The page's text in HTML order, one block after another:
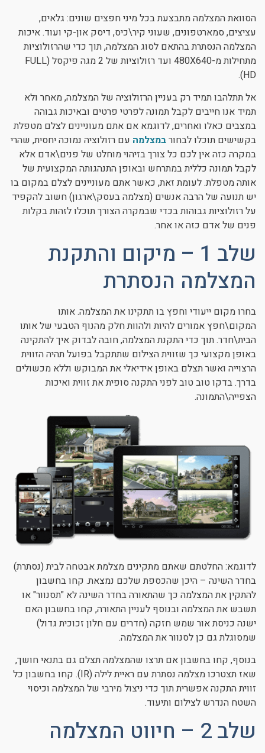
הסוואת המצלמה מתבצעת בכל מיני חפצים שונים: גלאים,
עציצים, סמארטפונים, שעוני קיר\כיס, דיסק און-קי ועוד. איכות
המצלמה הנסתרת בהתאם לסוג המצלמה, תוך כדי שהרזולוציות
מתחילות מ-480X640 ועד רזולוציות של 2 מגה פיקסל (FULL
HD).
אל תתלהבו תמיד רק בעניין הרזולוציה של המצלמה, מאחר ולא
תמיד אנו חייבים לקבל תמונה לפרטי פרטים ובאיכות גבוהה
במצבים כאלו ואחרים, לדוגמא אם אתם מעוניינים לצלם מטפלת
בקשישים תוכלו לבחורבמצלמה עם רזולוציה נמוכה יחסית, שהרי
במקרה כזה אין לכם כל צורך בזיהוי מוחלט של פנים\אדם אלא
לקבל תמונה כללית במתרחש ובאופן התנהגותה המקצועית של
אותה מטפלת. לעומת זאת, כאשר אתם מעוניינים לצלם במקום בו
יש תנועה של הרבה אנשים (מצלמה בעסק\ארגון) חשוב להקפיד
על רזולוציות גבוהות בכדי שבמקרה הצורך תוכלו לזהות בקלות
פנים של אדם כזה או אחר.
שלב 1 – מיקום והתקנת
המצלמה הנסתרת
בחרו מקום ייעודי וחפץ בו תתקינו את המצלמה. אותו
המקום\חפץ אמורים להיות ולהוות חלק מהנוף הטבעי של אותו
הבית\חדר. תוך כדי התקנת המצלמה, חובה לבדוק איך להתקינה
באופן מקצועי כך שזווית הצילום שתתקבל בפועל תהיה הזווית
הרצוייה ואשר תצלם באופן אידיאלי את המבוקש וללא מכשולים
בדרך. בדקו טוב טוב לפני התקנה סופית את זווית ואיכות
הצפייה\התמונה.
לדוגמא: החלטתם שאתם מתקינים מצלמת אבטחה לבית (נסתרת)
בחדר השינה – היכן שהכספת שלכם נמצאת. קחו בחשבון
להתקין את המצלמה כך שהתאורה בחדר השינה לא "תסנוור" או
תשבש את המצלמה ובנוסף לעניין התאורה, קחו בחשבון האם
ישנה כניסת אור שמש חזקה (חדרים עם חלון זכוכית גדול)
שמסוגלת גם כן לסנוור את המצלמה.
בנוסף, קחו בחשבון אם תרצו שהמצלמה תצלם גם בתנאי חושך,
שאז תצטרכו מצלמה נסתרת עם ראיית לילה (IR). קחו בחשבון כל
זווית התקנה אפשרית תוך כדי ניצול מירבי של המצלמה וכיסוי
השטח הנדרש לצילום ותיעוד.
שלב 2 – חיווט המצלמה